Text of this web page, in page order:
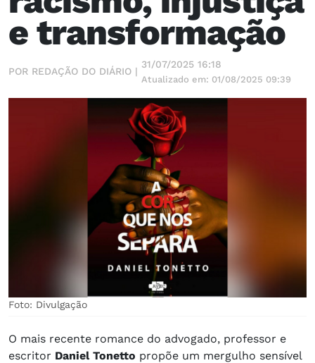
e transformação
POR REDAÇÃO DO DIÁRIO |
31/07/2025 16:18
Atualizado em: 01/08/2025 09:39
Foto: Divulgação
O mais recente romance do advogado, professor e
escritor Daniel Tonetto propõe um mergulho sensível